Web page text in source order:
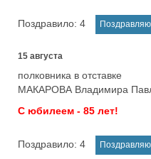
Поздравило: 4
15 августа
полковника в отставке
МАКАРОВА Владимира
С юбилеем - 85 лет!
Поздравило: 4